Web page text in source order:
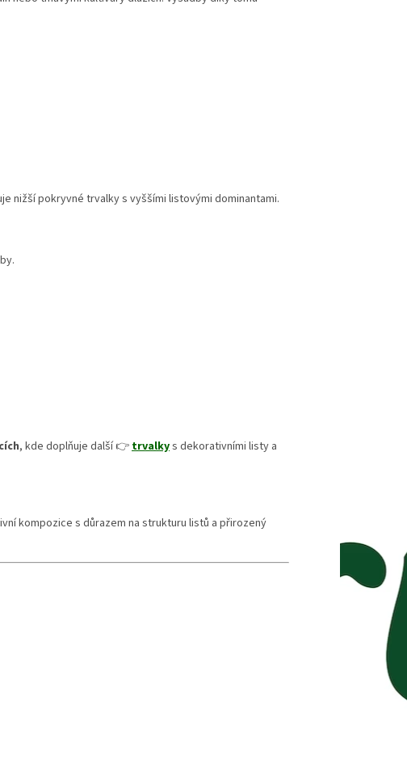
nižší pokryvné trvalky s vyššími listovými dominantami.
, kde doplňuje další 👉 trvalkys dekorativními listy a
kompozice s důrazem na strukturu listů a přirozený